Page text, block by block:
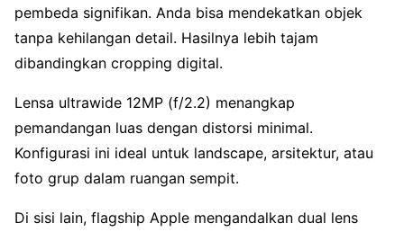
pembeda signifikan. Anda bisa mendekatkan objek
tanpa kehilangan detail. Hasilnya lebih tajam
dibandingkan cropping digital.
Lensa ultrawide 12MP (f/2.2) menangkap
pemandangan luas dengan distorsi minimal.
Konfigurasi ini ideal untuk landscape, arsitektur, atau
foto grup dalam ruangan sempit.
Di sisi lain, flagship Apple mengandalkan dual lens